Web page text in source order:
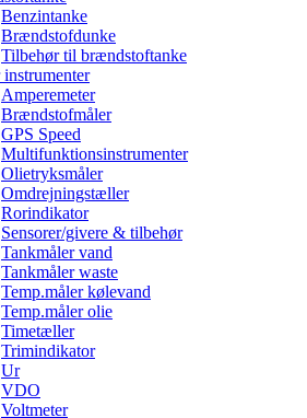
Benzintanke
Brændstofdunke
Tilbehør til brændstoftanke
Amperemeter
Brændstofmåler
GPS Speed
Multifunktionsinstrumenter
Olietryksmåler
Omdrejningstæller
Rorindikator
Sensorer/givere & tilbehør
Tankmåler vand
Tankmåler waste
Temp.måler kølevand
Temp.måler olie
Timetæller
Trimindikator
Ur
VDO
Voltmeter